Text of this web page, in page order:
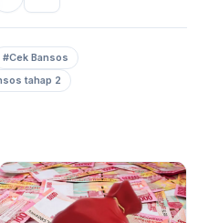
#Cek Bansos
tahap 2